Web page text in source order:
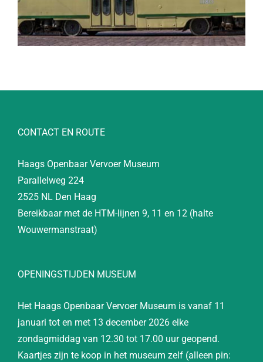
CONTACT EN ROUTE
Haags Openbaar Vervoer Museum
Parallelweg 224
2525 NL Den Haag
Bereikbaar met de HTM-lijnen 9, 11 en 12 (halte
Wouwermanstraat)
OPENINGSTIJDEN MUSEUM
Het Haags Openbaar Vervoer Museum is vanaf 11
januari tot en met 13 december 2026 elke
zondagmiddag van 12.30 tot 17.00 uur geopend.
Kaartjes zijn te koop in het museum zelf (alleen pin: